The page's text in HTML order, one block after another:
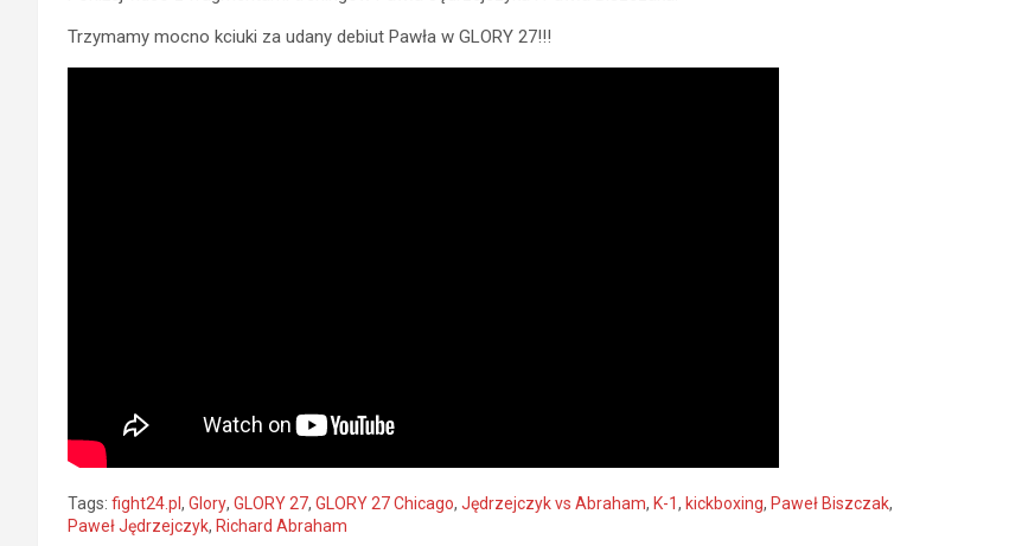
Trzymamy mocno kciuki za udany debiut Pawła w GLORY 27!!!
Tags: fight24.pl , Glory, GLORY 27, GLORY 27 Chicago, Jędrzejczyk vs Abraham, K-1, kickboxing, Paweł Biszczak,
Paweł Jędrzejczyk, Richard Abraham